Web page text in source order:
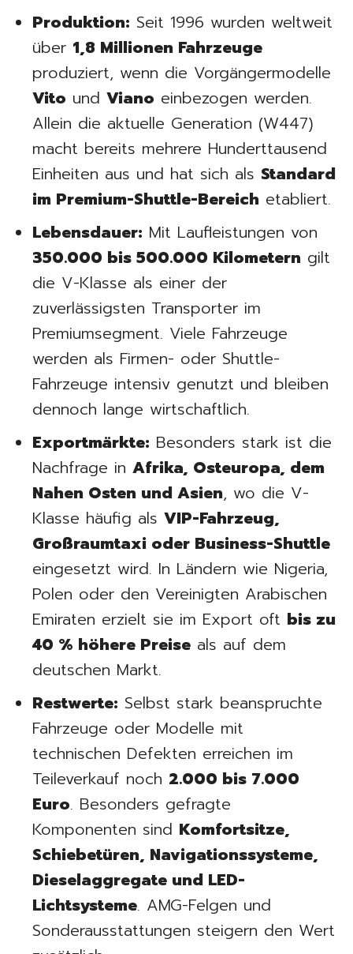
Produktion: Seit 1996 wurden weltweit
über 1,8 Millionen Fahrzeuge
produziert, wenn die Vorgängermodelle
Vito und Viano einbezogen werden.
Allein die aktuelle Generation (W447)
macht bereits mehrere Hunderttausend
Einheiten aus und hat sich als Standard
im Premium-Shuttle-Bereich etabliert.
Lebensdauer: Mit Laufleistungen von
350.000 bis 500.000 Kilometern gilt
die V-Klasse als einer der
zuverlässigsten Transporter im
Premiumsegment. Viele Fahrzeuge
werden als Firmen- oder Shuttle-
Fahrzeuge intensiv genutzt und bleiben
dennoch lange wirtschaftlich.
Exportmärkte: Besonders stark ist die
Nachfrage in Afrika, Osteuropa, dem
Nahen Osten und Asien, wo die V-
Klasse häufig als VIP-Fahrzeug,
Großraumtaxi oder Business-Shuttle
eingesetzt wird. In Ländern wie Nigeria,
Polen oder den Vereinigten Arabischen
Emiraten erzielt sie im Export oft bis zu
40 % höhere Preise als auf dem
deutschen Markt.
Restwerte: Selbst stark beanspruchte
Fahrzeuge oder Modelle mit
technischen Defekten erreichen im
Teileverkauf noch 2.000 bis 7.000
Euro. Besonders gefragte
Komponenten sind Komfortsitze,
Schiebetüren, Navigationssysteme,
Dieselaggregate und LED-
Lichtsysteme. AMG-Felgen und
Sonderausstattungen steigern den Wert